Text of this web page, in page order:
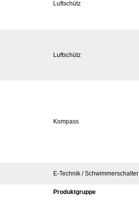
Luftschütz
Luftschütz
Kompass
E-Technik / Schwimmerschalter
Produktgruppe